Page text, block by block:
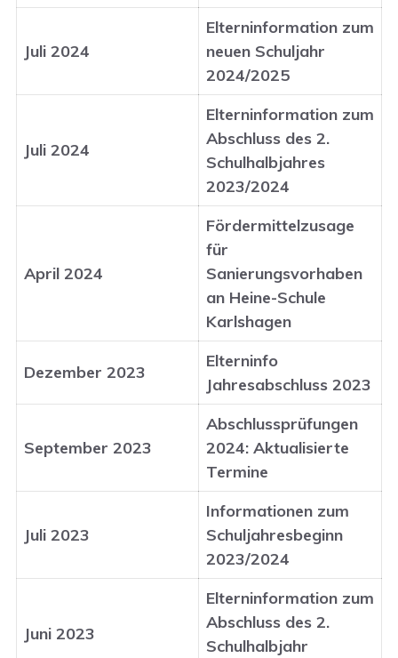
Juli 2024
Elterninformation zum
neuen Schuljahr
2024/2025
Juli 2024
Elterninformation zum
Abschluss des 2.
Schulhalbjahres
2023/2024
April 2024
Fördermittelzusage
für
Sanierungsvorhaben
an Heine-Schule
Karlshagen
Dezember 2023
Elterninfo
Jahresabschluss 2023
September 2023
Abschlussprüfungen
2024: Aktualisierte
Termine
Juli 2023
Informationen zum
Schuljahresbeginn
2023/2024
Juni 2023
Elterninformation zum
Abschluss des 2.
Schulhalbjahr